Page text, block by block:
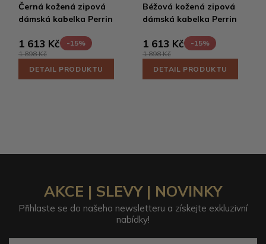
Černá kožená zipová
dámská kabelka Perrin
1 613 Kč
-15%
1 898 Kč
DETAIL PRODUKTU
Béžová kožená zipová
dámská kabelka Perrin
1 613 Kč
-15%
1 898 Kč
DETAIL PRODUKTU
AKCE | SLEVY | NOVINKY
Přihlaste se do našeho newsletteru a získejte exkluzivní
nabídky!